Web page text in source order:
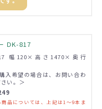
DK-817
幅120×高さ1470×奥行
入希望の場合は、お問い合わ
い。＞
品については、上記は1～9本ま